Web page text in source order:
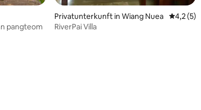
pangteom
Privatunterkunft in Wiang Nuea
4,2 (5)
RiverPai Villa